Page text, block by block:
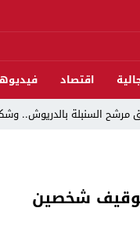
اقتصاد
السنبلة بالدريوش..
واليوم الوطني للمهاجر
شخصين